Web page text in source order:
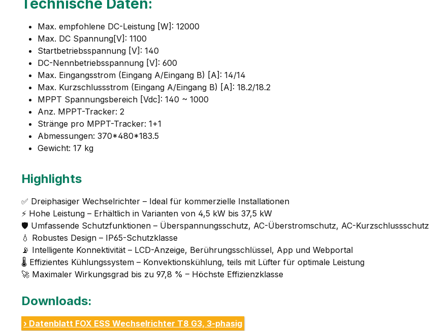
Max. empfohlene DC-Leistung [W]: 12000
Max. DC Spannung[V]: 1100
Startbetriebsspannung [V]: 140
DC-Nennbetriebsspannung [V]: 600
Max. Eingangsstrom (Eingang A/Eingang B) [A]: 14/14
Max. Kurzschlussstrom (Eingang A/Eingang B) [A]: 18.2/18.2
MPPT Spannungsbereich [Vdc]: 140 ~ 1000
Anz. MPPT-Tracker: 2
Stränge pro MPPT-Tracker: 1+1
Abmessungen: 370*480*183.5
Gewicht: 17 kg
Highlights
✅ Dreiphasiger Wechselrichter – Ideal für kommerzielle Installationen
⚡ Hohe Leistung – Erhältlich in Varianten von 4,5 kW bis 37,5 kW
🛡️ Umfassende Schutzfunktionen – Überspannungsschutz, AC-Überstromschutz, AC-Kurzschlussschutz
💧 Robustes Design – IP65-Schutzklasse
📡 Intelligente Konnektivität – LCD-Anzeige, Berührungsschlüssel, App und Webportal
🌡️ Effizientes Kühlungssystem – Konvektionskühlung, teils mit Lüfter für optimale Leistung
🚀 Maximaler Wirkungsgrad bis zu 97,8 % – Höchste Effizienzklasse
Downloads:
› Datenblatt FOX ESS Wechselrichter T8 G3, 3-phasig